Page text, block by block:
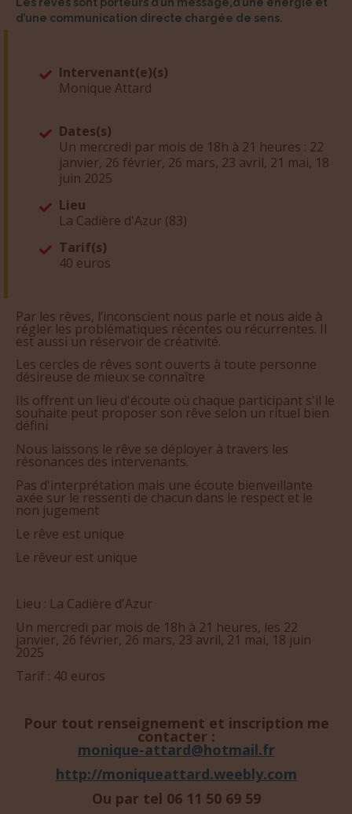
d’une communication directe chargée de sens.
Intervenant(e)(s)
Monique Attard
Dates(s)
Un mercredi par mois de 18h à 21 heures : 22
janvier, 26 février, 26 mars, 23 avril, 21 mai, 18
juin 2025
Lieu
La Cadière d'Azur (83)
Tarif(s)
40 euros
Par les rêves, l’inconscient nous parle et nous aide à
régler les problématiques récentes ou récurrentes. Il
est aussi un réservoir de créativité.
Les cercles de rêves sont ouverts à toute personne
désireuse de mieux se connaître
Ils offrent un lieu d'écoute où chaque participant s'il le
souhaite peut proposer son rêve selon un rituel bien
défini
Nous laissons le rêve se déployer à travers les
résonances des intervenants.
Pas d'interprétation mais une écoute bienveillante
axée sur le ressenti de chacun dans le respect et le
non jugement
Le rêve est unique
Le rêveur est unique
Lieu : La Cadière d'Azur
Un mercredi par mois de 18h à 21 heures, les 22
janvier, 26 février, 26 mars, 23 avril, 21 mai, 18 juin
2025
Tarif : 40 euros
Pour tout renseignement et inscription me
contacter :
monique-attard@hotmail.fr
http://moniqueattard.weebly.com
Ou par tel 06 11 50 69 59